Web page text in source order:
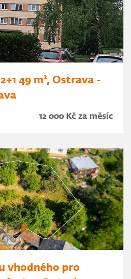
49 m², Ostrava -
12 000 Kč za měsíc
vhodného pro